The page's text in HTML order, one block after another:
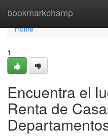
bookmarkchamp
Home
Home
1
Encuentra el
Renta de